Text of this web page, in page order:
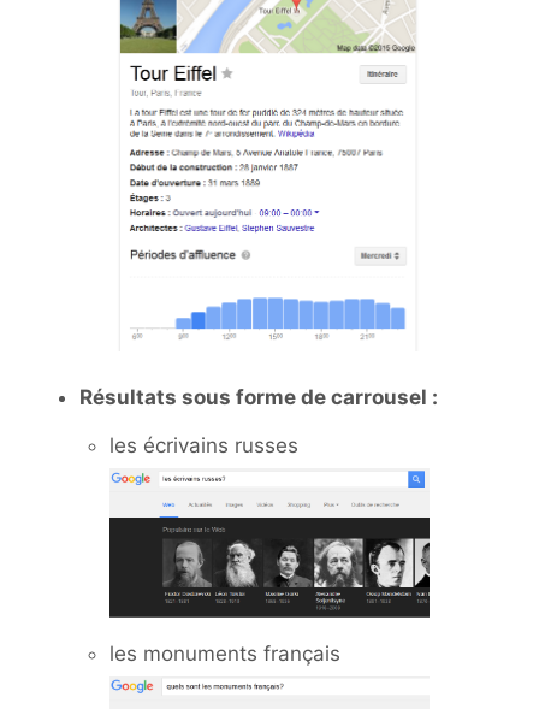
Résultats sous forme de carrousel :
les écrivains russes
les monuments français